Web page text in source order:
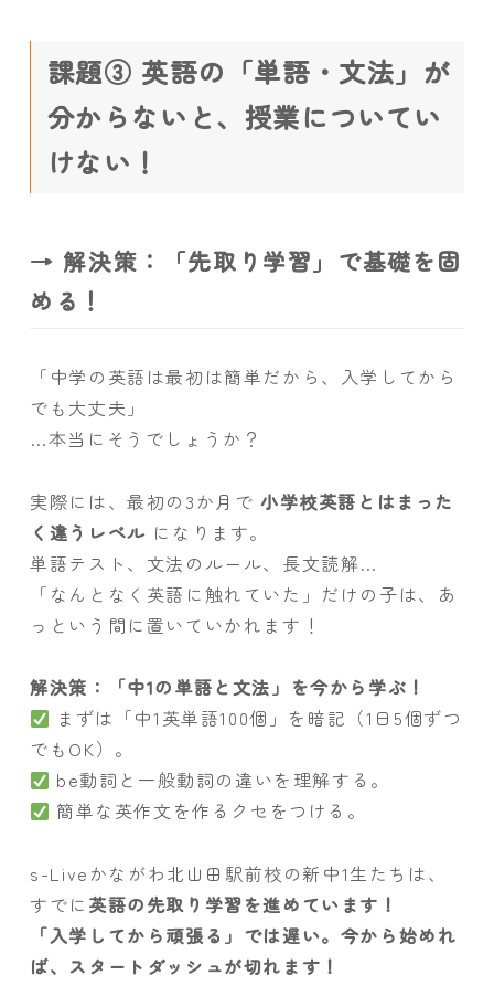
課題③ 英語の「単語・文法」が
分からないと、授業についてい
けない！
→ 解決策：「先取り学習」で基礎を固
める！
「中学の英語は最初は簡単だから、入学してから
でも大丈夫」
…本当にそうでしょうか？
実際には、最初の3か月で 小学校英語とはまった
く違うレベル になります。
単語テスト、文法のルール、長文読解…
「なんとなく英語に触れていた」だけの子は、あ
っという間に置いていかれます！
解決策：「中1の単語と文法」を今から学ぶ！
まずは「中1英単語100個」を暗記（1日5個ずつ
でもOK）。
be動詞と一般動詞の違いを理解する。
簡単な英作文を作るクセをつける。
s-Liveかながわ北山田駅前校の新中1生たちは、
すでに 英語の先取り学習を進めています！
「入学してから頑張る」では遅い。今から始めれ
ば、スタートダッシュが切れます！